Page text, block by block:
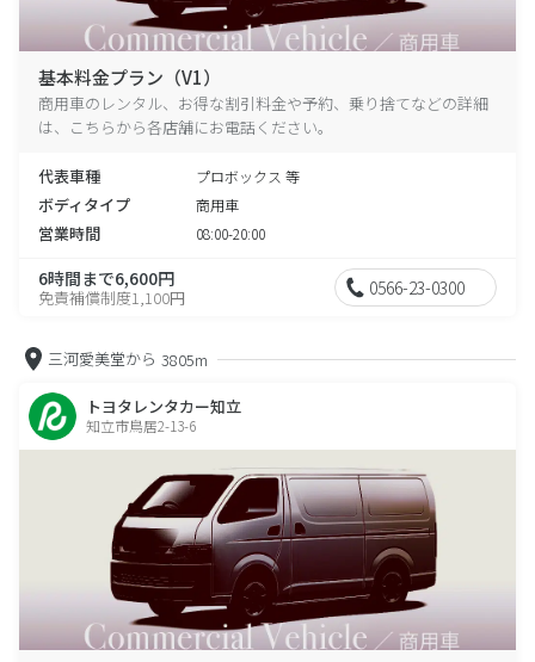
基本料金プラン（V1）
商用車のレンタル、お得な割引料金や予約、乗り捨てなどの詳細
は、こちらから各店舗にお電話ください。
代表車種 プロボックス 等
ボディタイプ 商用車
営業時間 08:00-20:00
6時間まで6,600円
免責補償制度1,100円 0566-23-0300
三河愛美堂から 3805m
トヨタレンタカー知立
知立市鳥居2-13-6